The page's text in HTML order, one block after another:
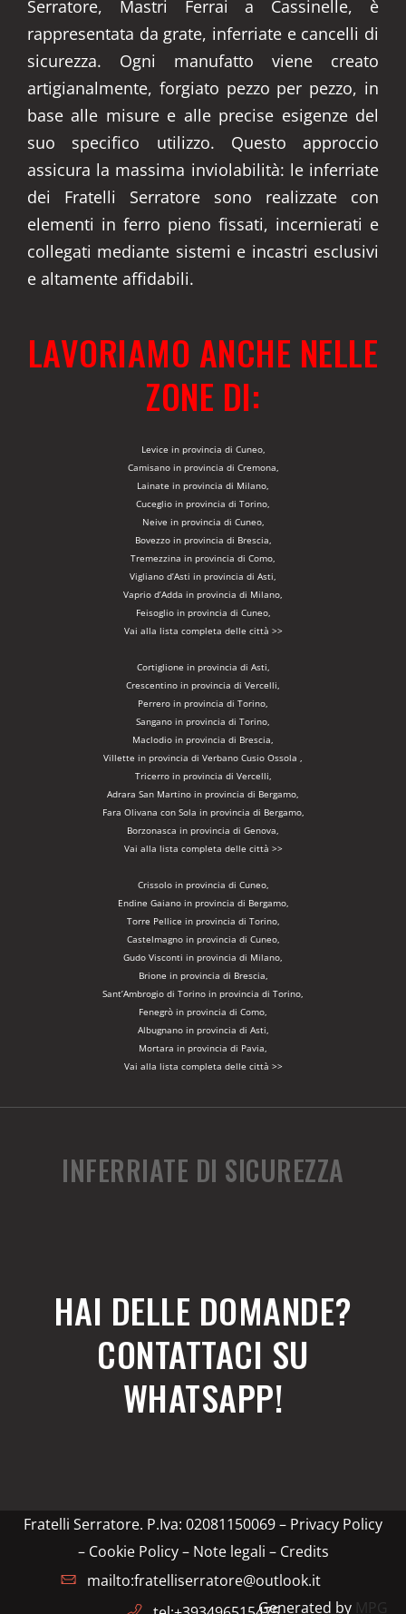
Serratore, Mastri Ferrai a Cassinelle, è
rappresentata da grate, inferriate e cancelli di
sicurezza. Ogni manufatto viene creato
artigianalmente, forgiato pezzo per pezzo, in
base alle misure e alle precise esigenze del
suo specifico utilizzo. Questo approccio
assicura la massima inviolabilità: le inferriate
dei Fratelli Serratore sono realizzate con
elementi in ferro pieno fissati, incernierati e
collegati mediante sistemi e incastri esclusivi
e altamente affidabili.
LAVORIAMO ANCHE NELLE
ZONE DI:
Levice in provincia di Cuneo,
Camisano in provincia di Cremona,
Lainate in provincia di Milano,
Cuceglio in provincia di Torino,
Neive in provincia di Cuneo,
Bovezzo in provincia di Brescia,
Tremezzina in provincia di Como,
Vigliano d’Asti in provincia di Asti,
Vaprio d’Adda in provincia di Milano,
Feisoglio in provincia di Cuneo,
Vai alla lista completa delle città >>
Cortiglione in provincia di Asti,
Crescentino in provincia di Vercelli,
Perrero in provincia di Torino,
Sangano in provincia di Torino,
Maclodio in provincia di Brescia,
Villette in provincia di Verbano Cusio Ossola ,
Tricerro in provincia di Vercelli,
Adrara San Martino in provincia di Bergamo,
Fara Olivana con Sola in provincia di Bergamo,
Borzonasca in provincia di Genova,
Vai alla lista completa delle città >>
Crissolo in provincia di Cuneo,
Endine Gaiano in provincia di Bergamo,
Torre Pellice in provincia di Torino,
Castelmagno in provincia di Cuneo,
Gudo Visconti in provincia di Milano,
Brione in provincia di Brescia,
Sant’Ambrogio di Torino in provincia di Torino,
Fenegrò in provincia di Como,
Albugnano in provincia di Asti,
Mortara in provincia di Pavia,
Vai alla lista completa delle città >>
INFERRIATE DI SICUREZZA
HAI DELLE DOMANDE?
CONTATTACI SU
WHATSAPP!
Fratelli Serratore. P.Iva: 02081150069 – Privacy Policy
– Cookie Policy – Note legali – Credits
mailto:fratelliserratore@outlook.it
Generated by MPG